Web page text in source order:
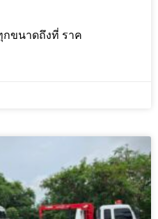
กขนาดถึงที่ ราค